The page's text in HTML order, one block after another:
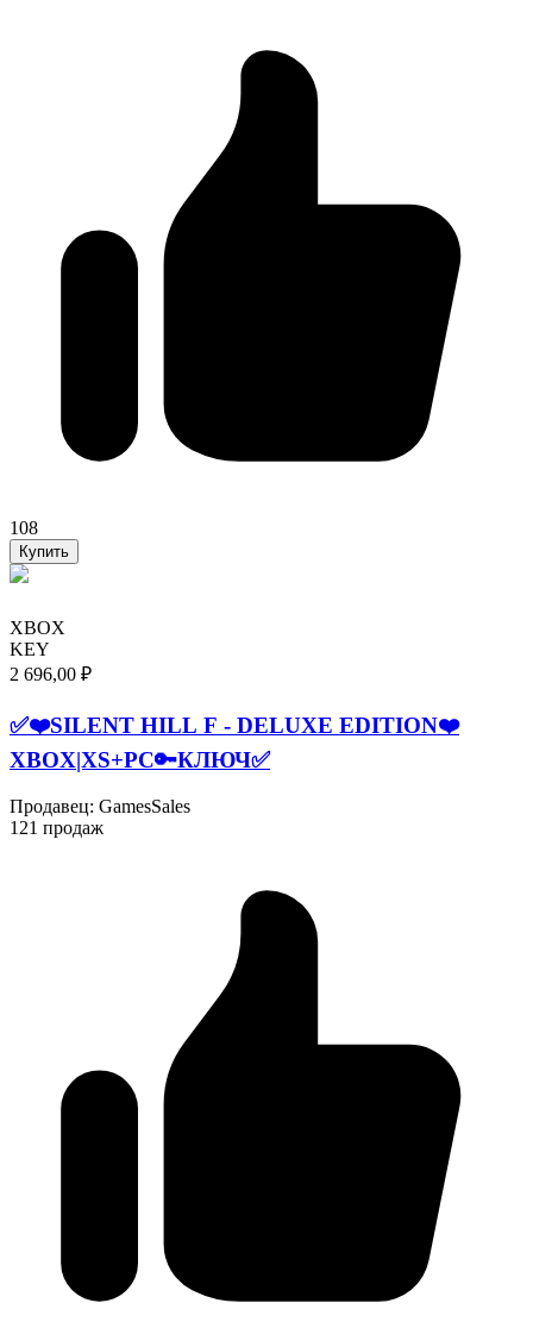
108
Купить
XBOX
KEY
2 696,00 ₽
✅❤️SILENT HILL F - DELUXE EDITION❤️
XBOX|XS+PC🔑КЛЮЧ✅
Продавец: GamesSales
121 продаж